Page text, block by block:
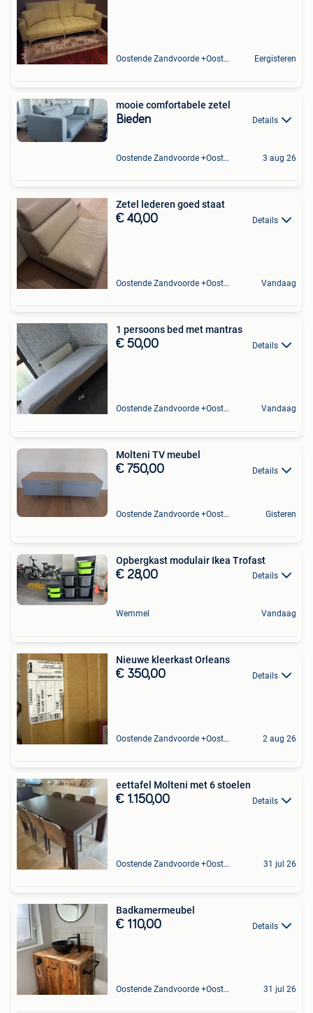
Oostende Zandvoorde +Oostende Eergisteren
mooie comfortabele zetel
Bieden Details
Oostende Zandvoorde +Oostende 3 aug 26
Zetel lederen goed staat
€ 40,00 Details
Oostende Zandvoorde +Oostende Vandaag
1 persoons bed met mantras
€ 50,00 Details
Oostende Zandvoorde +Oostende Vandaag
Molteni TV meubel
€ 750,00 Details
Oostende Zandvoorde +Oostende Gisteren
Opbergkast modulair Ikea Trofast
€ 28,00 Details
Wemmel Vandaag
Nieuwe kleerkast Orleans
€ 350,00 Details
Oostende Zandvoorde +Oostende 2 aug 26
eettafel Molteni met 6 stoelen
€ 1.150,00 Details
Oostende Zandvoorde +Oostende 31 jul 26
Badkamermeubel
€ 110,00 Details
Oostende Zandvoorde +Oostende 31 jul 26